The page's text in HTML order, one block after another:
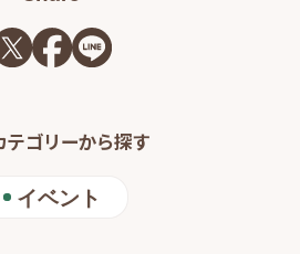
テゴリーから探す
イベント